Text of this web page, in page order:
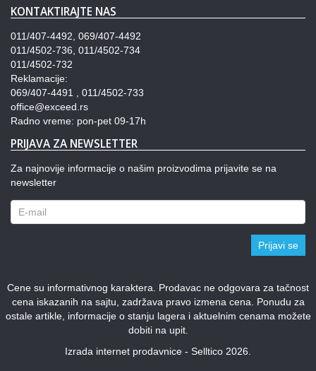
KONTAKTIRAJTE NAS
011/407-4492, 069/407-4492
011/4502-736, 011/4502-734
011/4502-732
Reklamacije:
069/407-4491 , 011/4502-733
office@exceed.rs
Radno vreme: pon-pet 09-17h
PRIJAVA ZA NEWSLETTER
Za najnovije informacije o našim proizvodima prijavite se na
newsletter
Prijavi se
Cene su informativnog karaktera. Prodavac ne odgovara za tačnost
cena iskazanih na sajtu, zadržava pravo izmena cena. Ponudu za
ostale artikle, informacije o stanju lagera i aktuelnim cenama možete
dobiti na upit.
Izrada internet prodavnice - Selltico 2026.